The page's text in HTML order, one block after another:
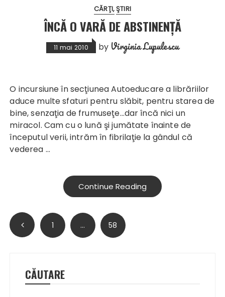
CĂRŢI ŞTIRI
ÎNCĂ O VARĂ DE ABSTINENŢĂ
11 mai 2010 by Virginia Lupulescu
O incursiune în secţiunea Autoeducare a librăriilor
aduce multe sfaturi pentru slăbit, pentru starea de
bine, senzaţia de frumuseţe…dar încă nici un
miracol. Cam cu o lună şi jumătate înainte de
începutul verii, intrăm în fibrilaţie la gândul că
vederea …
Continue Reading
Paginație
articole
1 … 58
CĂUTARE